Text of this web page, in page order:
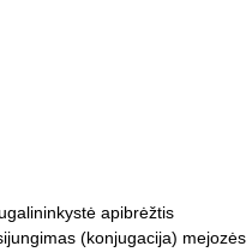
apibrėžtis
(konjugacija) mejozės